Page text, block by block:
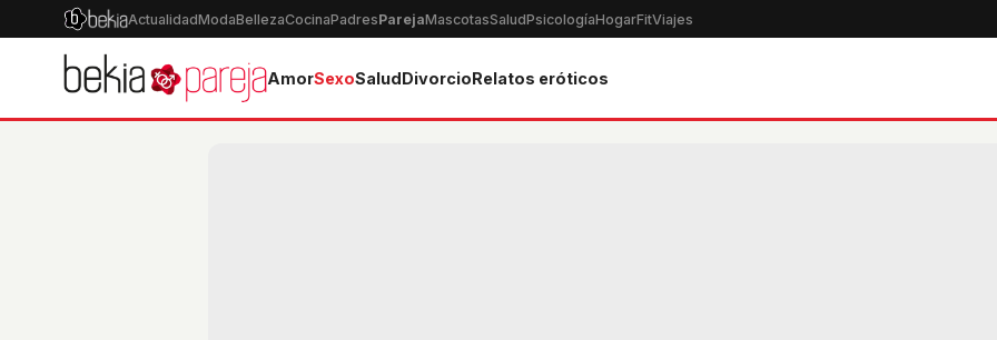
ActualidadModaBellezaCocinaPadresParejaMascotasSaludPsicologíaHogarFitViajes
AmorSexoSaludDivorcioRelatos eróticos